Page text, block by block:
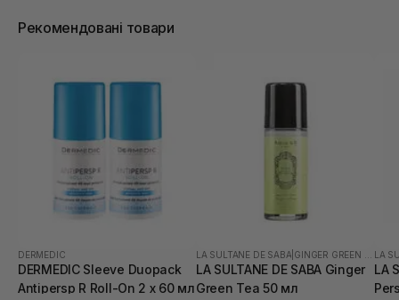
Рекомендовані товари
DERMEDIC
DERMEDIC Sleeve Duopack
Antipersp R Roll-On 2 х 60 мл
LA SULTANE DE SABA
LA SULTANE DE SABA Ginger
Green Tea 50 мл
LA
LA